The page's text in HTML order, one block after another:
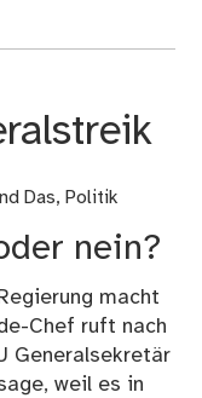
Das, Politik
nein?
macht
Chef ruft nach
Generalsekretär
weil es in